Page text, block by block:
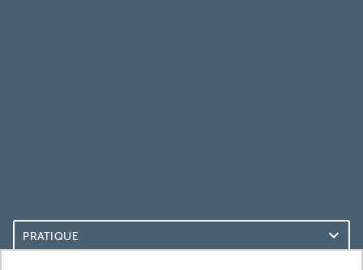
PRATIQUE